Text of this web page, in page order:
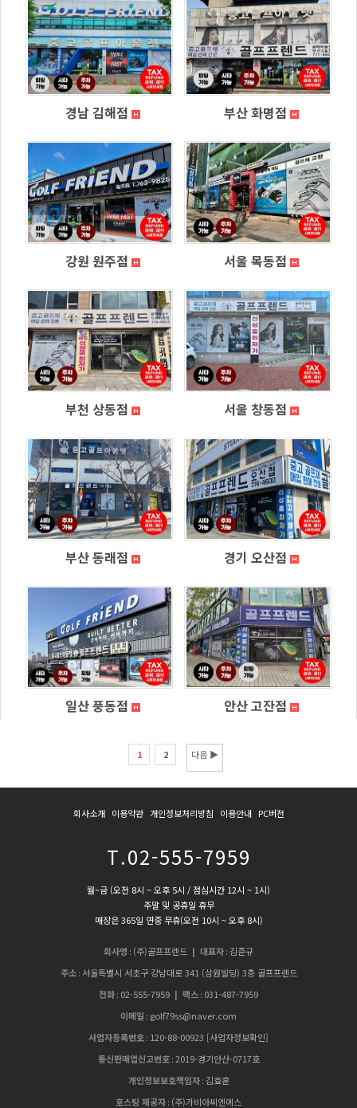
경남 김해점 부산 화명점
강원 원주점 서울 목동점
부천 상동점 서울 창동점
부산 동래점 경기 오산점
일산 풍동점 안산 고잔점
1 2 다음 ▶
회사소개 이용약관 개인정보처리방침 이용안내 PC버전
T.02-555-7959
월~금 (오전 8시 ~ 오후 5시 / 점심시간 12시 ~ 1시)
주말 및 공휴일 휴무
매장은 365일 연중 무휴(오전 10시 ~ 오후 8시)
회사명 : (주)골프프렌드 | 대표자: 김준규
주소 : 서울특별시 서초구 강남대로 341 (삼원빌딩) 3층 골프프렌드
전화: 02-555-7959 | 팩스: 031-487-7959
이메일 : golf79ss@naver.com
사업자등록번호: 120-88-00923 [사업자정보확인]
통신판매업신고번호 :2019-경기안산-0717호
개인정보보호책임자 : 김효훈
호스팅 제공자: (주)가비아씨엔에스